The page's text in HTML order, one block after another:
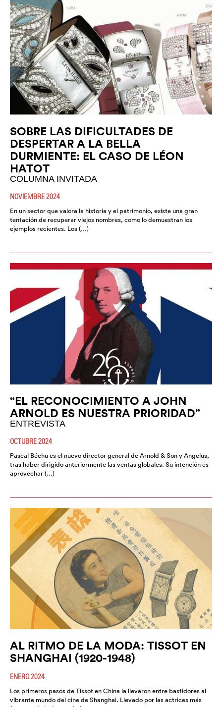
SOBRE LAS DIFICULTADES DE
DESPERTAR A LA BELLA
DURMIENTE: EL CASO DE LÉON
HATOT
COLUMNA INVITADA
NOVIEMBRE 2024
En un sector que valora la historia y el patrimonio, existe una gran
tentación de recuperar viejos nombres, como lo demuestran los
ejemplos recientes. Los (…)
“EL RECONOCIMIENTO A JOHN
ARNOLD ES NUESTRA PRIORIDAD”
ENTREVISTA
OCTUBRE 2024
Pascal Béchu es el nuevo director general de Arnold & Son y Angelus,
tras haber dirigido anteriormente las ventas globales. Su intención es
aprovechar (…)
AL RITMO DE LA MODA: TISSOT EN
SHANGHAI (1920-1948)
ENERO 2024
Los primeros pasos de Tissot en China la llevaron entre bastidores al
vibrante mundo del cine de Shanghai. Llevado por las actrices más